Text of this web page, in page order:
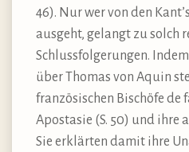
46). Nur wer von den
ausgeht, gelangt zu solch
Schlussfolgerungen.
über Thomas von Aquin
französischen Bischöfe
Apostasie (S. 50) und ihre
Sie erklärten damit ihre